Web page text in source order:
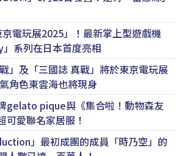
電玩展2025」！最新掌上型遊戲機
」系列在日本首度亮相
」及「三國誌 真戰」將於東京電玩展
角色東雲海也將現身
gelato pique與《集合啦！動物森友
可愛聯名家居服！
」最初成團的成員「時乃空」的